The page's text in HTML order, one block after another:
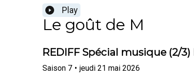
Play
Le goût de M
REDIFF Spécial musique (2/
Saison 7 • jeudi 21 mai 2026